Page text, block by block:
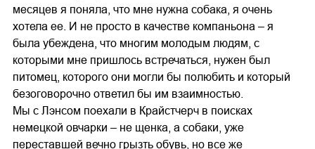
месяцев я поняла, что мне нужна собака, я очень
хотела ее. И не просто в качестве компаньона – я
была убеждена, что многим молодым людям, с
которыми мне пришлось встречаться, нужен был
питомец, которого они могли бы полюбить и который
безоговорочно ответил бы им взаимностью.
Мы с Лэнсом поехали в Крайстчерч в поисках
немецкой овчарки – не щенка, а собаки, уже
переставшей вечно грызть обувь, но все же